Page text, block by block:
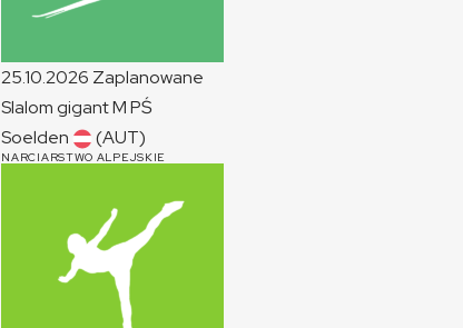
25.10.2026 Zaplanowane
Slalom gigantM PŚ
Soelden
(AUT)
NARCIARSTWO ALPEJSKIE